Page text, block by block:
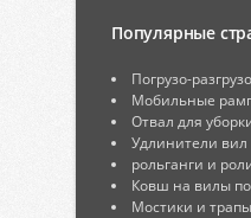
Популярные
Погрузо-
Мобильные
Отвал для
Удлинители вил
рольганги и
Ковш на вилы
Мостики и